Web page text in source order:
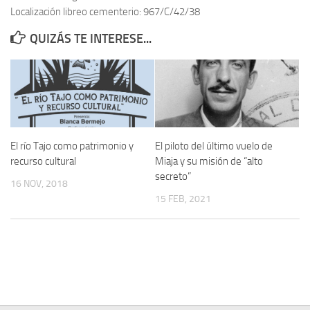
Memoria Histórica
Investigación previa de la represión en Talavera de la Reina (1937-
1947).
Informe Represión en Toledo 1936-1947 | Buscador
Informe de la fosa de abril de 1939 de Tembleque
Enciclopedia Republicana
Militantes históricos IR
Localización libreo cementerio: 967/C/42/38
QUIZÁS TE INTERESE...
El río Tajo como patrimonio y
recurso cultural
16 NOV, 2018
El piloto del último vuelo de
Miaja y su misión de “alto
secreto”
15 FEB, 2021